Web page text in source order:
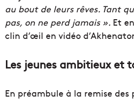
au bout de leurs rêves. Tant
pas, on ne perd jamais ». Et
clin d’œil en vidéo
Les jeunes ambitieux et
En préambule à la remise